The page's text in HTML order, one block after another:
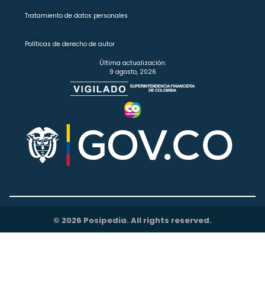
Tratamiento de datos personales
Políticas de derecho de autor
Última actualización:
9 agosto, 2026
© 2026 Posipedia. All rights reserved.